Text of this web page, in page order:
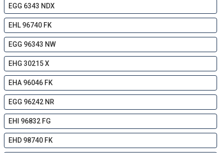
EGG 6343 NDX
EHL 96740 FK
EGG 96343 NW
EHG 30215 X
EHA 96046 FK
EGG 96242 NR
EHI 96832 FG
EHD 98740 FK